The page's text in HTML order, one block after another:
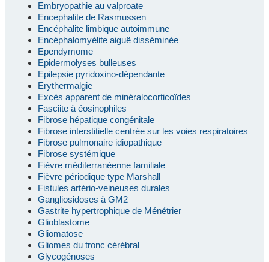
Embryopathie au valproate
Encephalite de Rasmussen
Encéphalite limbique autoimmune
Encéphalomyélite aiguë disséminée
Ependymome
Epidermolyses bulleuses
Epilepsie pyridoxino-dépendante
Erythermalgie
Excès apparent de minéralocorticoïdes
Fasciite à éosinophiles
Fibrose hépatique congénitale
Fibrose interstitielle centrée sur les voies respiratoires
Fibrose pulmonaire idiopathique
Fibrose systémique
Fièvre méditerranéenne familiale
Fièvre périodique type Marshall
Fistules artério-veineuses durales
Gangliosidoses à GM2
Gastrite hypertrophique de Ménétrier
Glioblastome
Gliomatose
Gliomes du tronc cérébral
Glycogénoses